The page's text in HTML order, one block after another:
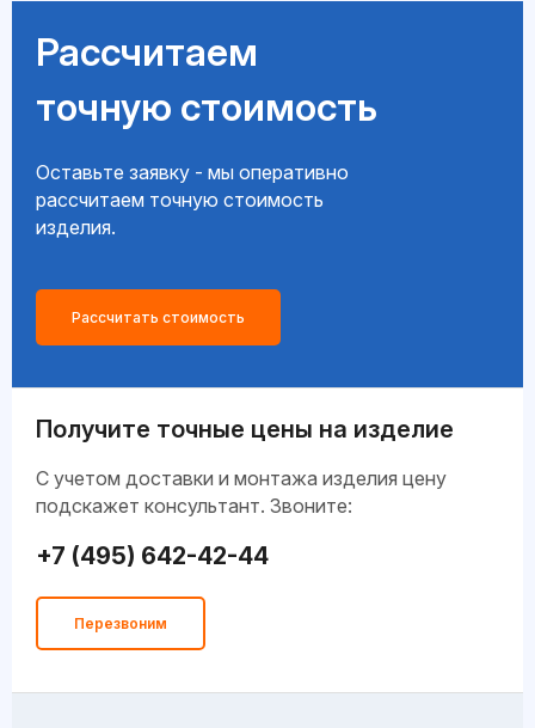
Рассчитаем
точную стоимость
Оставьте заявку - мы оперативно
рассчитаем точную стоимость
изделия.
Рассчитать стоимость
Получите точные цены на изделие
C учетом доставки и монтажа изделия цену
подскажет консультант. Звоните:
+7 (495) 642-42-44
Перезвоним